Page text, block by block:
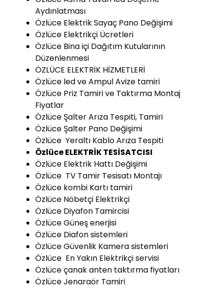
Aydınlatması
Özlüce Elektrik Sayaç Pano Değişimi
Özlüce Elektrikçi Ücretleri
Özlüce Bina içi Dağıtım Kutularının
Düzenlenmesi
ÖZLÜCE ELEKTRİK HİZMETLERİ
Özlüce led ve Ampul Avize tamiri
Özlüce Priz Tamiri ve Taktırma Montaj
Fiyatlar
Özlüce Şalter Arıza Tespiti, Tamiri
Özlüce Şalter Pano Değişimi
Özlüce Yeraltı Kablo Arıza Tespiti
Özlüce ELEKTRİK TESİSATCISI
Özlüce Elektrik Hattı Değişimi
Özlüce TV Tamir Tesisatı Montajı
Özlüce kombi Kartı tamiri
Özlüce Nöbetçi Elektrikçi
Özlüce Diyafon Tamircisi
Özlüce Güneş enerjisi
Özlüce Diafon sistemleri
Özlüce Güvenlik Kamera sistemleri
Özlüce En Yakın Elektrikçi servisi
Özlüce çanak anten taktırma fiyatları
Özlüce Jenaraör Tamiri